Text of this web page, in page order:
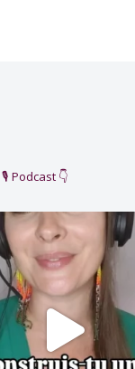
🎙️ Podcast 👇